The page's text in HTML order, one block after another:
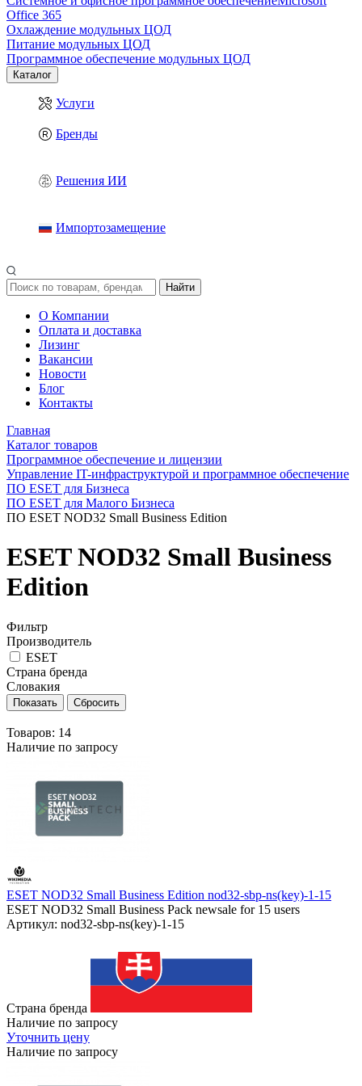
Office 365
Охлаждение модульных ЦОД
Питание модульных ЦОД
Программное обеспечение модульных ЦОД
Каталог
Услуги
Бренды
Решения ИИ
Импортозамещение
Найти
О Компании
Оплата и доставка
Лизинг
Вакансии
Новости
Блог
Контакты
Главная
Каталог товаров
Программное обеспечение и лицензии
Управление IT-инфраструктурой и программное обеспечение
ПО ESET для Бизнеса
ПО ESET для Малого Бизнеса
ПО ESET NOD32 Small Business Edition
ESET NOD32 Small Business
Edition
Фильтр
Производитель
ESET
Страна бренда
Словакия
Товаров: 14
Наличие по запросу
ESET NOD32 Small Business Edition nod32-sbp-ns(key)-1-15
ESET NOD32 Small Business Pack newsale for 15 users
Артикул: nod32-sbp-ns(key)-1-15
Страна бренда
Наличие по запросу
Уточнить цену
Наличие по запросу